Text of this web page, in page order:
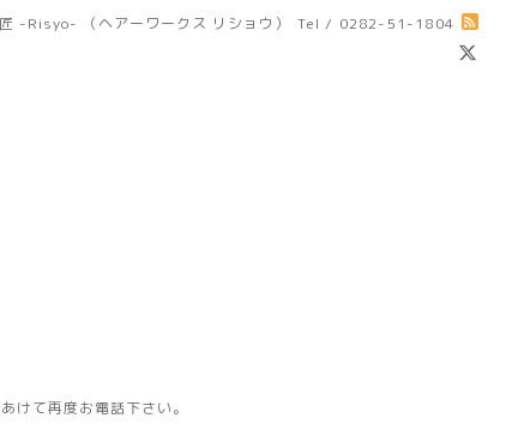
-Risyo- （ヘアーワークス リショウ） Tel / 0282-51-1804
けて再度お電話下さい。